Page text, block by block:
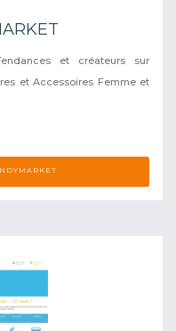
et créateurs sur
et Accessoires Femme et